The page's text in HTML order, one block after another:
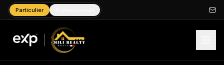
Particulier